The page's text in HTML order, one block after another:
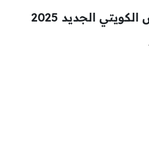
الجديد 2025